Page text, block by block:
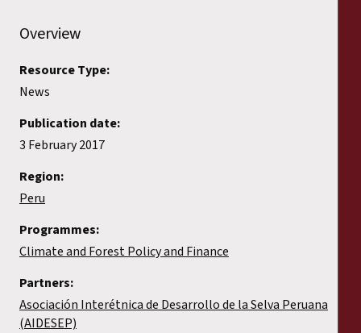
Overview
Resource Type:
News
Publication date:
3 February 2017
Region:
Peru
Programmes:
Climate and Forest Policy and Finance
Partners:
Asociación Interétnica de Desarrollo de la Selva Peruana
(AIDESEP)